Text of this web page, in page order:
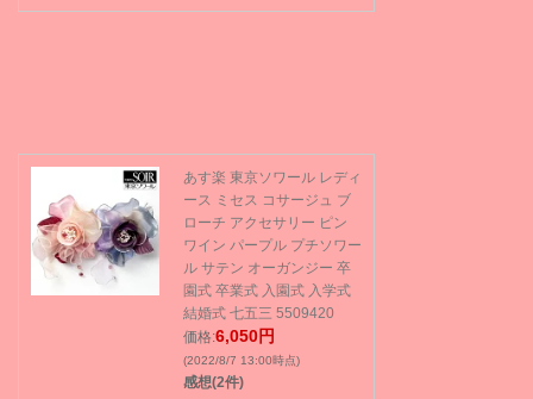
あす楽 東京ソワール レディ
ース ミセス コサージュ ブ
ローチ アクセサリー ピン
ワイン パープル プチソワー
ル サテン オーガンジー 卒
園式 卒業式 入園式 入学式
結婚式 七五三 5509420
価格:6,050円
(2022/8/7 13:00時点)
感想(2件)